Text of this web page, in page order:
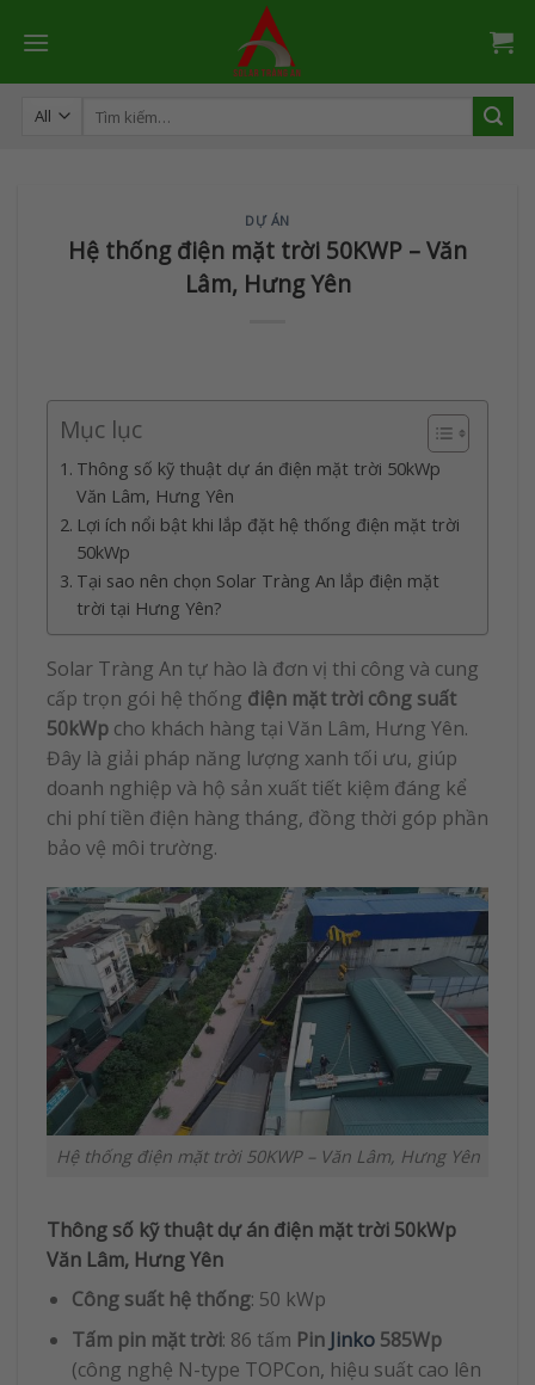
Tìm
kiếm:
DỰ ÁN
Hệ thống điện mặt trời 50KWP – Văn
Lâm, Hưng Yên
Mục lục
Thông số kỹ thuật dự án điện mặt trời 50kWp
Văn Lâm, Hưng Yên
Lợi ích nổi bật khi lắp đặt hệ thống điện mặt trời
50kWp
Tại sao nên chọn Solar Tràng An lắp điện mặt
trời tại Hưng Yên?
Solar Tràng An tự hào là đơn vị thi công và cung
cấp trọn gói hệ thống điện mặt trời công suất
50kWp cho khách hàng tại Văn Lâm, Hưng Yên.
Đây là giải pháp năng lượng xanh tối ưu, giúp
doanh nghiệp và hộ sản xuất tiết kiệm đáng kể
chi phí tiền điện hàng tháng, đồng thời góp phần
bảo vệ môi trường.
Hệ thống điện mặt trời 50KWP – Văn Lâm, Hưng Yên
Thông số kỹ thuật dự án điện mặt trời 50kWp
Văn Lâm, Hưng Yên
Công suất hệ thống: 50 kWp
Tấm pin mặt trời: 86 tấm Pin Jinko585Wp
(công nghệ N-type TOPCon, hiệu suất cao lên